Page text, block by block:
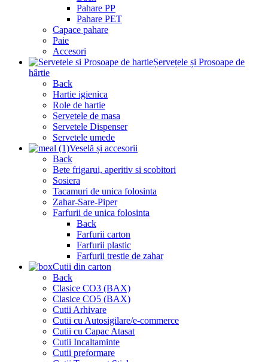
Pahare PP
Pahare PET
Capace pahare
Paie
Accesori
Șervețele și Prosoape de
hârtie
Back
Hartie igienica
Role de hartie
Servetele de masa
Servetele Dispenser
Servetele umede
Veselă și accesorii
Back
Bete frigarui, aperitiv si scobitori
Sosiera
Tacamuri de unica folosinta
Zahar-Sare-Piper
Farfurii de unica folosinta
Back
Farfurii carton
Farfurii plastic
Farfurii trestie de zahar
Cutii din carton
Back
Clasice CO3 (BAX)
Clasice CO5 (BAX)
Cutii Arhivare
Cutii cu Autosigilare/e-commerce
Cutii cu Capac Atasat
Cutii Incaltaminte
Cutii preformare